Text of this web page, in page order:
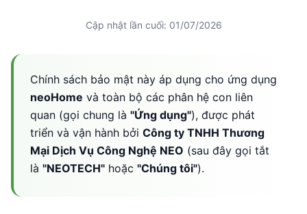
Cập nhật lần cuối: 01/07/2026
Chính sách bảo mật này áp dụng cho ứng dụng
neoHome và toàn bộ các phân hệ con liên
quan (gọi chung là "Ứng dụng"), được phát
triển và vận hành bởi Công ty TNHH Thương
Mại Dịch Vụ Công Nghệ NEO (sau đây gọi tắt
là "NEOTECH" hoặc "Chúng tôi").